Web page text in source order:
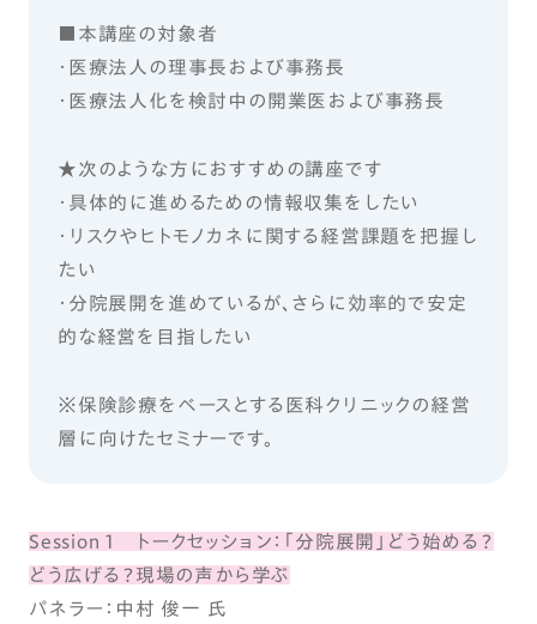
■本講座の対象者
・医療法人の理事長および事務長
・医療法人化を検討中の開業医および事務長
★次のような方におすすめの講座です
・具体的に進めるための情報収集をしたい
・リスクやヒトモノカネに関する経営課題を把握し
たい
・分院展開を進めているが、さらに効率的で安定
的な経営を目指したい
※保険診療をベースとする医科クリニックの経営
層に向けたセミナーです。
Session 1 トークセッション：「分院展開」どう始める？
どう広げる？現場の声から学ぶ
パネラー：中村 俊一 氏